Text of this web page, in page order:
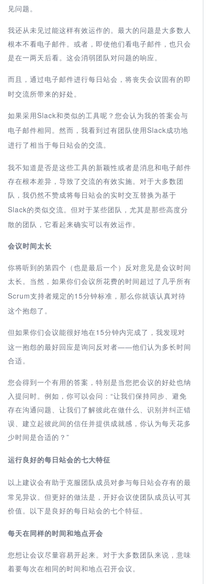
见问题。
我还从未见过能这样有效运作的。最大的问题是大多数人
根本不看电子邮件。或者，即使他们看电子邮件，也只会
是在一两天后看。这会消弱团队对问题的响应。
而且，通过电子邮件进行每日站会 ， 将丧失会议固有的即
时交流所带来的好处。
如果采用Slack和类似 的工具呢？您会认为我的答案会与
电子邮件相同。然而，我看到过有 团队使用 Slack成功地
进行了 相当于每日站会 的交流。
我不知道是否是这些工具的新颖性或者是消息和电子邮件
存在根本差异，导致了交流的有效实施。对于大多数团
队，我仍然不赞成将每日站会 的实时交互 替换为基于
Slack的类似交流。但对于某些团队，尤其是那些高度分
散的团队，它看起来确实可以有效运作。
会议时间太长
你将听到的第四个（也是最后一个）反对意见是会议时间
太长。当然，如果你们会议所花费的时间超过了几乎所有
Scrum支持者规定的 15分钟标准， 那么你就该认真对待
这个抱怨了。
但如果你们会议能很好地在15分钟内完成了，我发现对
这一抱怨的最好回应是询问反对者——他们认为多长时间
合适。
您会得到一个有用的答案，特别是当您把会议的好处也纳
入提问时。例如，你可以会问：“让我们保持同步、避免
存在沟通问题、让我们了解彼此在做什么、识别并纠正错
误、建立起彼此间的信任并提供成就感，你认为每天花多
少时间是合适的 ？ ”
运行良好的每日站会的七大特征
以上建议会有助于克服团队成员对参与每日站会存有的最
常见异议。但更好的做法是，开好会议使团队成员认可其
价值。以下是良好的每日站会 的七个特征。
每天在同样的时间和地点开会
您想让会议尽量容易开起来。对于大多数团队来说，意味
着要每次在相同的时间和地点召开会议。